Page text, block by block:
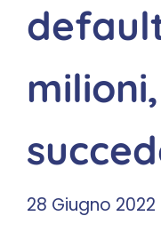
28 Giugno 2022